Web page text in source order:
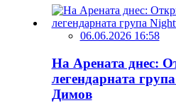
06.06.2026 16:58
На Арената днес:
легендарната
Димов